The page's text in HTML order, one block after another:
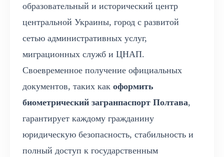
образовательный и исторический центр
центральной Украины, город с развитой
сетью административных услуг,
миграционных служб и ЦНАП.
Своевременное получение официальных
документов, таких как оформить
биометрический загранпаспорт Полтава,
гарантирует каждому гражданину
юридическую безопасность, стабильность и
полный доступ к государственным